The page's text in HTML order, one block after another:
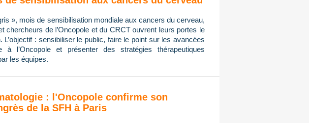
», mois de sensibilisation mondiale aux cancers du cerveau,
chercheurs de l’Oncopole et du CRCT ouvrent leurs portes le
L’objectif : sensibiliser le public, faire le point sur les avancées
l’Oncopole et présenter des stratégies thérapeutiques
les équipes.
: l'Oncopole confirme son
de la SFH à Paris